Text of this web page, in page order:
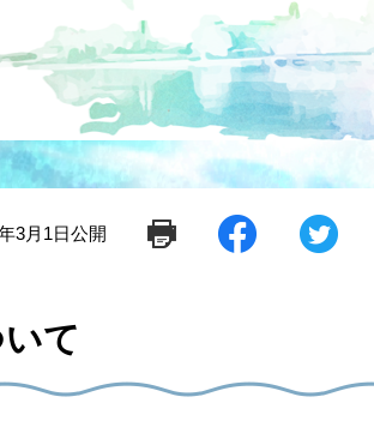
3月1日公開
シ
ツ
て